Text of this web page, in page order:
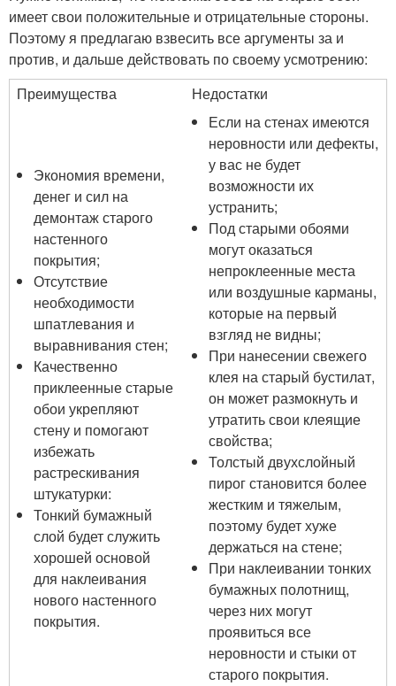
имеет свои положительные и отрицательные стороны.
Поэтому я предлагаю взвесить все аргументы за и
против, и дальше действовать по своему усмотрению:
Преимущества
Недостатки
Экономия времени,
денег и сил на
демонтаж старого
настенного
покрытия;
Отсутствие
необходимости
шпатлевания и
выравнивания стен;
Качественно
приклеенные старые
обои укрепляют
стену и помогают
избежать
растрескивания
штукатурки:
Тонкий бумажный
слой будет служить
хорошей основой
для наклеивания
нового настенного
покрытия.
Если на стенах имеются
неровности или дефекты,
у вас не будет
возможности их
устранить;
Под старыми обоями
могут оказаться
непроклеенные места
или воздушные карманы,
которые на первый
взгляд не видны;
При нанесении свежего
клея на старый бустилат,
он может размокнуть и
утратить свои клеящие
свойства;
Толстый двухслойный
пирог становится более
жестким и тяжелым,
поэтому будет хуже
держаться на стене;
При наклеивании тонких
бумажных полотнищ,
через них могут
проявиться все
неровности и стыки от
старого покрытия.